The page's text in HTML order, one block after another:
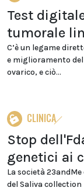
Test
tumorale
C’è un legame
e miglioramento
ovarico, e ciò...
CLINICA
Stop
genetici ai
La società
del Saliva collection